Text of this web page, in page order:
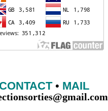
CONTACT• MAIL